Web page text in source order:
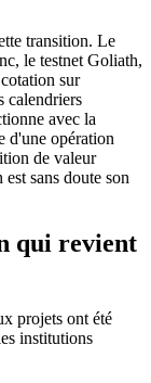
transition. Le
le testnet Goliath,
sur
calendriers
avec la
d'une opération
de valeur
sans doute son
qui revient
projets ont été
institutions